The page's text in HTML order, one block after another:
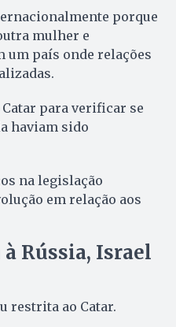
porque
mulher e
um país onde relações
para verificar se
haviam sido
na legislação
em relação aos
Rússia, Israel
restrita ao Catar.